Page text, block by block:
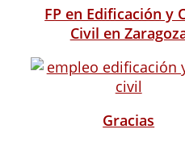
FP en Edificación y
Civil en
Gracias